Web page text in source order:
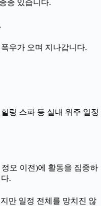
종 있습니다.
우가 오며 지나갑니다.
링 스파 등 실내 위주 일정
오 이전)에 활동을 집중하
.
만 일정 전체를 망치진 않